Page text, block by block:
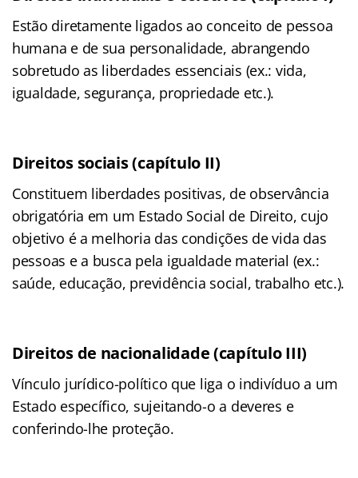
Estão diretamente ligados ao conceito de pessoa
humana e de sua personalidade, abrangendo
sobretudo as liberdades essenciais (ex.: vida,
igualdade, segurança, propriedade etc.).
Direitos sociais (capítulo II)
Constituem liberdades positivas, de observância
obrigatória em um Estado Social de Direito, cujo
objetivo é a melhoria das condições de vida das
pessoas e a busca pela igualdade material (ex.:
saúde, educação, previdência social, trabalho etc.).
Direitos de nacionalidade (capítulo III)
Vínculo jurídico-político que liga o indivíduo a um
Estado específico, sujeitando-o a deveres e
conferindo-lhe proteção.